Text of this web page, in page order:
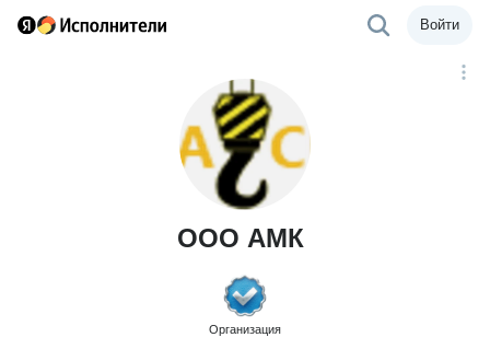
Войти
ООО АМК
Организация